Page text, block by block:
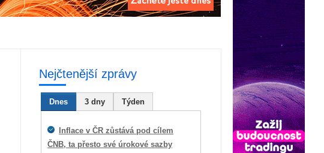
Nejčtenější zprávy
Dnes 3 dny Týden
Inflace v ČR zůstává pod cílem
ČNB, ta přesto své úrokové sazby